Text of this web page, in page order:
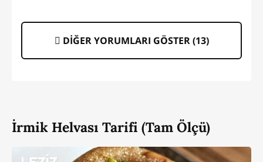
DİĞER YORUMLARI GÖSTER (13)
İrmik Helvası Tarifi (Tam Ölçü)